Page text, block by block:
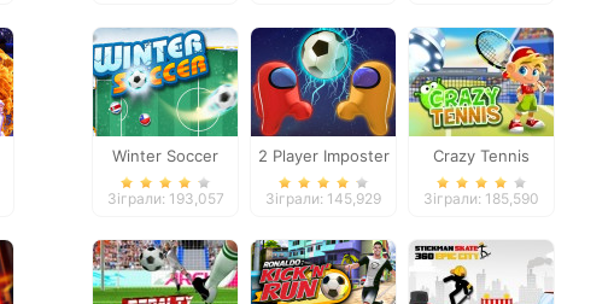
Winter Soccer
Зіграли: 193,057
2 Player Imposter
Soccer
Зіграли: 145,929
Crazy Tennis
Зіграли: 185,590